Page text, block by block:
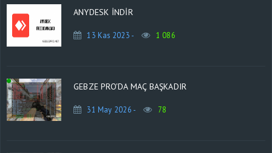
ANYDESK İNDİR
13 Kas 2023 - 1 086
GEBZE PRO'DA MAÇ BAŞKADIR
31 May 2026 - 78